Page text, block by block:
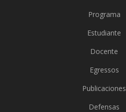
Programa
Estudiante
Docente
Egressos
Publicaciones
Defensas